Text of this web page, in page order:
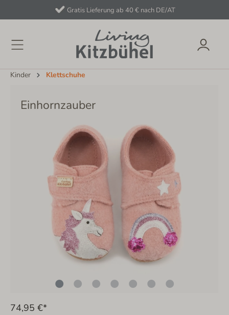
Gratis Lieferung ab 40 € nach DE/AT
Kinder Klettschuhe
Einhornzauber
74,95 €*